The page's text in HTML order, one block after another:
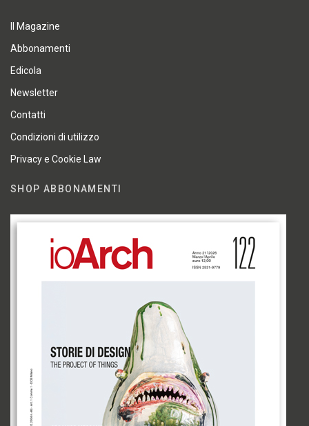
Il Magazine
Abbonamenti
Edicola
Newsletter
Contatti
Condizioni di utilizzo
Privacy e Cookie Law
SHOP ABBONAMENTI